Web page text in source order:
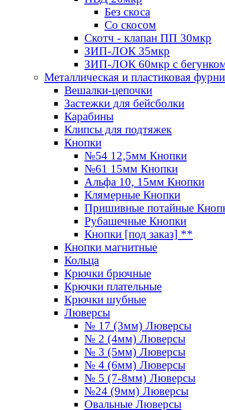
Без скоса
Со скосом
Скотч - клапан ПП 30мкр
ЗИП-ЛОК 35мкр
ЗИП-ЛОК 60мкр с
Металлическая и пластиковая
Вешалки-цепочки
Застежки для бейсболки
Карабины
Клипсы для подтяжек
Кнопки
№54 12,5мм Кнопки
№61 15мм Кнопки
Альфа 10, 15мм Кнопки
Клямерные Кнопки
Пришивные потайные
Рубашечные Кнопки
Кнопки [под заказ] **
Кнопки магнитные
Кольца
Крючки брючные
Крючки плательные
Крючки шубные
Люверсы
№ 17 (3мм) Люверсы
№ 2 (4мм) Люверсы
№ 3 (5мм) Люверсы
№ 4 (6мм) Люверсы
№ 5 (7-8мм) Люверсы
№24 (9мм) Люверсы
Овальные Люверсы